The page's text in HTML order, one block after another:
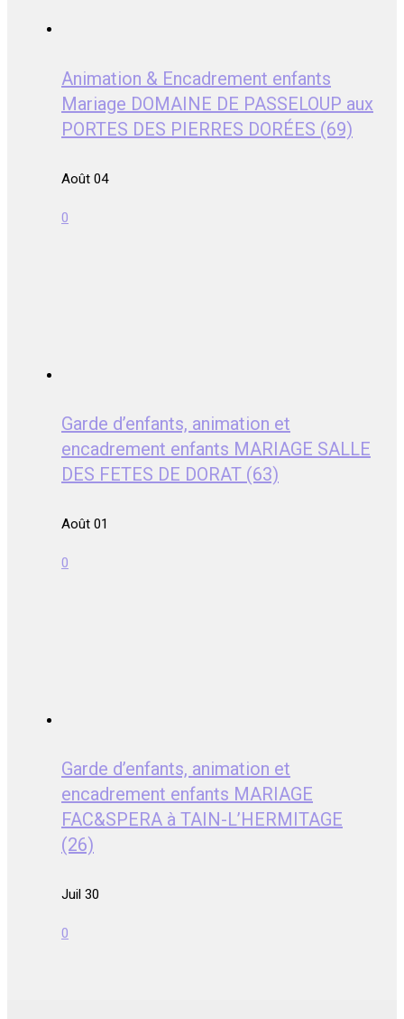
Animation & Encadrement enfants
Mariage DOMAINE DE PASSELOUP aux
PORTES DES PIERRES DORÉES (69)
Août 04
0
Garde d’enfants, animation et
encadrement enfants MARIAGE SALLE
DES FETES DE DORAT (63)
Août 01
0
Garde d’enfants, animation et
encadrement enfants MARIAGE
FAC&SPERA à TAIN-L’HERMITAGE
(26)
Juil 30
0